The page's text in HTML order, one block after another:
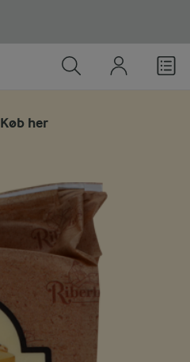
Køb her